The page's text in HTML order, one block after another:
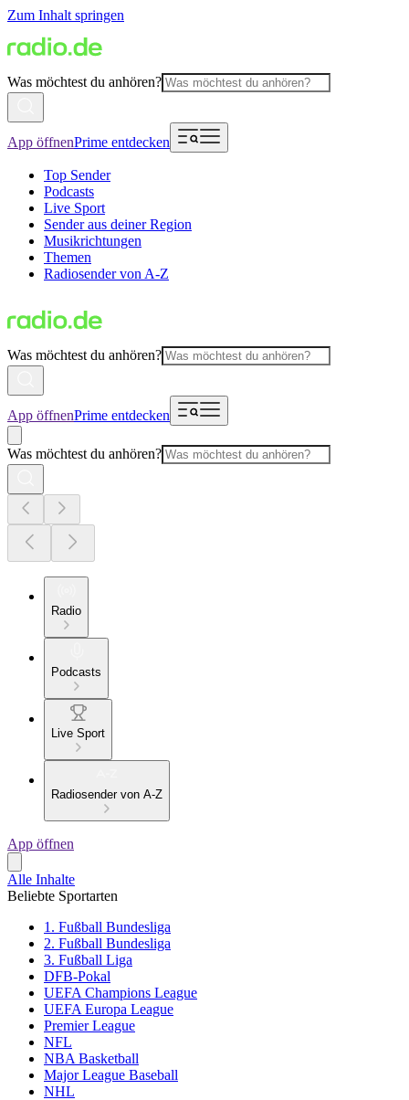
Zum Inhalt springen
Was möchtest du anhören?
App öffnenPrime entdecken
Top Sender
Podcasts
Live Sport
Sender aus deiner Region
Musikrichtungen
Themen
Radiosender von A-Z
Was möchtest du anhören?
App öffnenPrime entdecken
Was möchtest du anhören?
Radio
Podcasts
Live Sport
Radiosender von A-Z
App öffnen
Alle Inhalte
Beliebte Sportarten
1. Fußball Bundesliga
2. Fußball Bundesliga
3. Fußball Liga
DFB-Pokal
UEFA Champions League
UEFA Europa League
Premier League
NFL
NBA Basketball
Major League Baseball
NHL